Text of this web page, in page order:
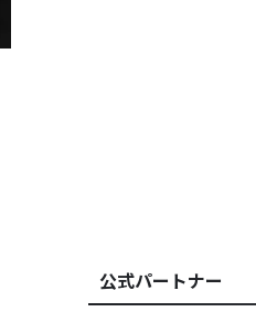
公式パートナー